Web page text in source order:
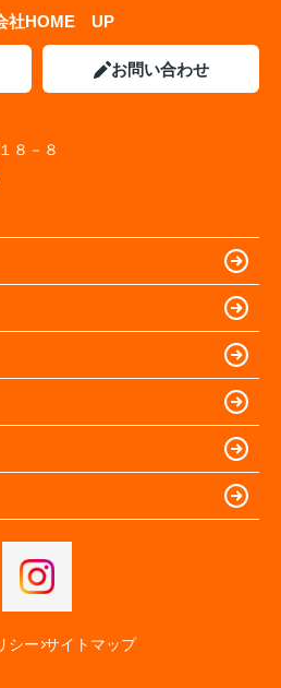
社HOME UP
お問い合わせ
８－８
シー サイトマップ